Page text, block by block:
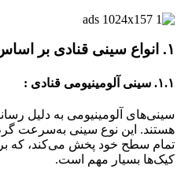
۱. انواع سینی قنادی بر
۱.۱. سینی آلومینیومی قنادی :
سینی‌های آلومینیومی به دلیل
هستند. این نوع سینی به‌سرعت
تمام سطح خود پخش می‌کند، که
کیک‌ها بسیار مهم است.